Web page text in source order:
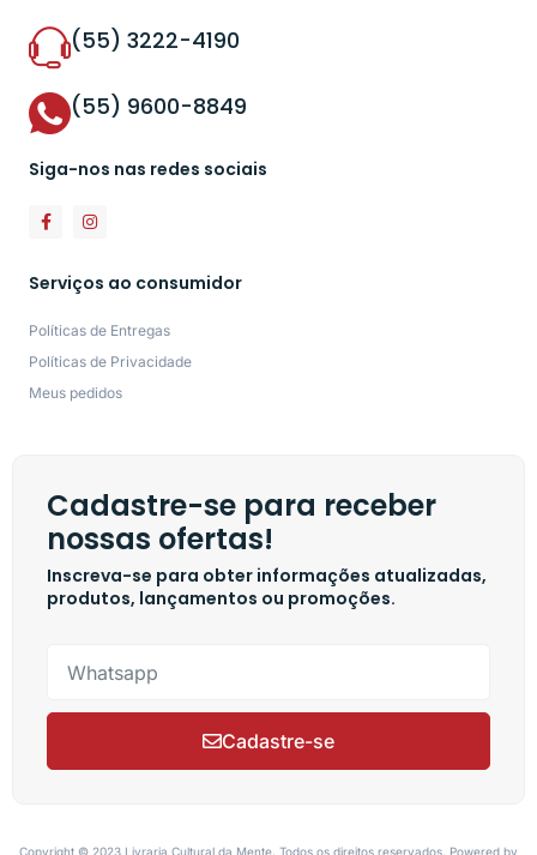
(55) 3222-4190
(55) 9600-8849
Siga-nos nas redes sociais
Serviços ao consumidor
Políticas de Entregas
Políticas de Privacidade
Meus pedidos
Cadastre-se para receber
nossas ofertas!
Inscreva-se para obter informações atualizadas,
produtos, lançamentos ou promoções.
Cadastre-se
Copyright © 2023 Livraria Cultural da Mente, Todos os direitos reservados. Powered by